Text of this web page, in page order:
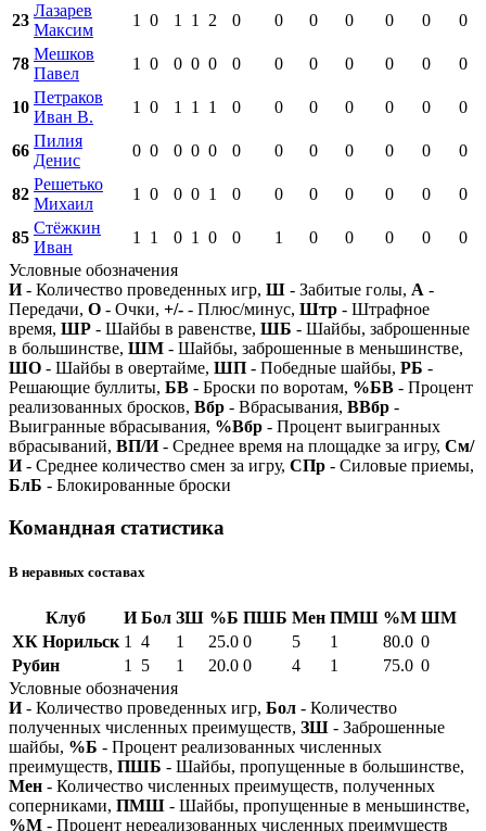
23
Лазарев
Максим
1 0 1 1 2 0 0 0 0 0 0 0
78
Мешков
Павел
1 0 0 0 0 0 0 0 0 0 0 0
10
Петраков
Иван В.
1 0 1 1 1 0 0 0 0 0 0 0
66
Пилия
Денис
0 0 0 0 0 0 0 0 0 0 0 0
82
Решетько
Михаил
1 0 0 0 1 0 0 0 0 0 0 0
85
Стёжкин
Иван
1 1 0 1 0 0 1 0 0 0 0
0
Условные обозначения
И- Количество проведенных игр, Ш - Забитые голы, А -
Передачи, О - Очки, +/- - Плюс/минус, Штр - Штрафное
время, ШР - Шайбы в равенстве, ШБ - Шайбы, заброшенные
в большинстве, ШМ - Шайбы, заброшенные в меньшинстве,
ШО - Шайбы в овертайме, ШП - Победные шайбы, РБ -
Решающие буллиты, БВ - Броски по воротам, %БВ - Процент
реализованных бросков, Вбр - Вбрасывания, ВВбр -
Выигранные вбрасывания, %Вбр - Процент выигранных
вбрасываний, ВП/И- Среднее время на площадке за игру, См/
И- Среднее количество смен за игру, СПр - Силовые приемы,
БлБ - Блокированные броски
Командная статистика
В неравных составах
Клуб И Бол ЗШ %Б ПШБ Мен ПМШ %М ШМ
ХК Норильск 1 4 1 25.0 0 5 1 80.0 0
Рубин
1 5 1 20.0 0 4 1 75.0 0
Условные обозначения
И- Количество проведенных игр, Бол - Количество
полученных численных преимуществ, ЗШ - Заброшенные
шайбы, %Б - Процент реализованных численных
преимуществ, ПШБ - Шайбы, пропущенные в большинстве,
Мен - Количество численных преимуществ, полученных
соперниками, ПМШ - Шайбы, пропущенные в меньшинстве,
%М - Процент нереализованных численных преимуществ